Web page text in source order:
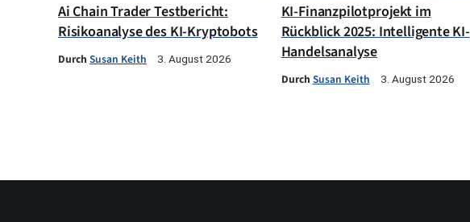
Ai Chain Trader Testbericht:
Risikoanalyse des KI-Kryptobots
Durch Susan Keith 3. August 2026
KI-Finanzpilotprojekt im
Rückblick 2025: Intelligente KI-
Handelsanalyse
Durch Susan Keith 3. August 2026